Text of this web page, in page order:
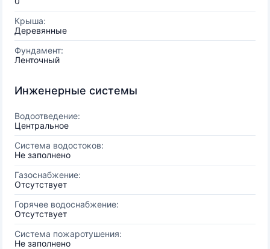
Крыша:
Деревянные
Фундамент:
Ленточный
Инженерные системы
Водоотведение:
Центральное
Система водостоков:
Не заполнено
Газоснабжение:
Отсутствует
Горячее водоснабжение:
Отсутствует
Система пожаротушения:
Не заполнено